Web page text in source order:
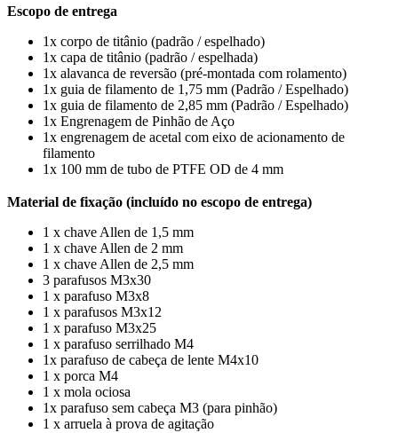
Escopo de entrega
1x corpo de titânio (padrão / espelhado)
1x capa de titânio (padrão / espelhada)
1x alavanca de reversão (pré-montada com rolamento)
1x guia de filamento de 1,75 mm (Padrão / Espelhado)
1x guia de filamento de 2,85 mm (Padrão / Espelhado)
1x Engrenagem de Pinhão de Aço
1x engrenagem de acetal com eixo de acionamento de
filamento
1x 100 mm de tubo de PTFE OD de 4 mm
Material de fixação (incluído no escopo de entrega)
1 x chave Allen de 1,5 mm
1 x chave Allen de 2 mm
1 x chave Allen de 2,5 mm
3 parafusos M3x30
1 x parafuso M3x8
1 x parafusos M3x12
1 x parafuso M3x25
1 x parafuso serrilhado M4
1x parafuso de cabeça de lente M4x10
1 x porca M4
1 x mola ociosa
1x parafuso sem cabeça M3 (para pinhão)
1 x arruela à prova de agitação